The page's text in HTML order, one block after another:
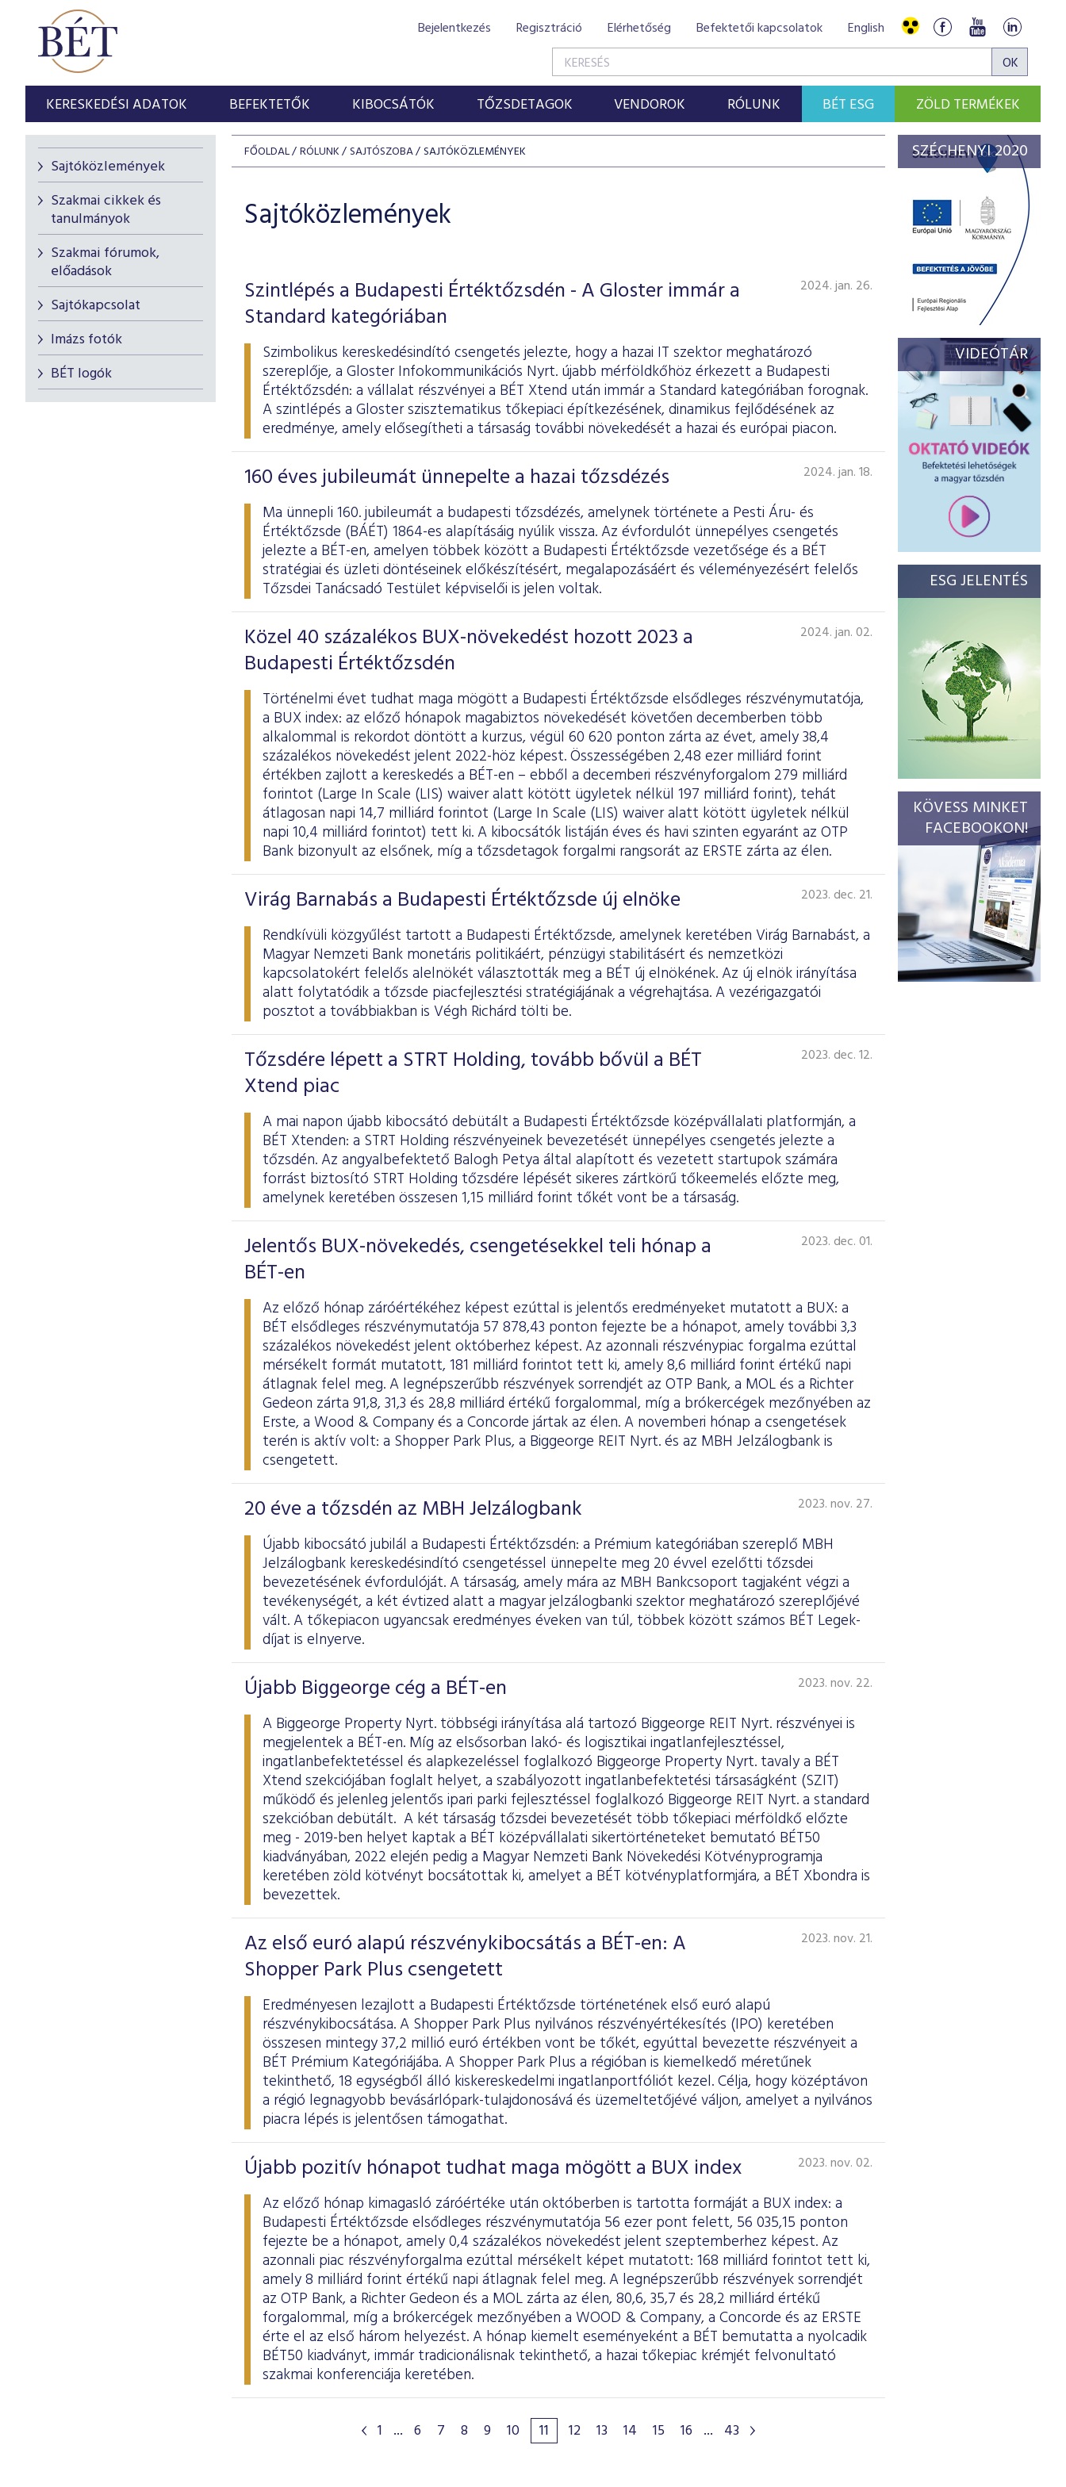
Bejelentkezés Regisztráció Elérhetőség Befektetői kapcsolatok English
KERESKEDÉSI ADATOK BEFEKTETŐK KIBOCSÁTÓK TŐZSDETAGOK VENDOROK RÓLUNK BÉT ESG ZÖLD TERMÉKEK
Sajtóközlemények
Szakmai cikkek és
tanulmányok
Szakmai fórumok,
előadások
Sajtókapcsolat
Imázs fotók
BÉT logók
FŐOLDAL RÓLUNK SAJTÓSZOBA SAJTÓKÖZLEMÉNYEK
Sajtóközlemények
Szintlépés a Budapesti Értéktőzsdén - A Gloster immár a
Standard kategóriában
2024. jan. 26.
Szimbolikus kereskedésindító csengetés jelezte, hogy a hazai IT szektor meghatározó
szereplője, a Gloster Infokommunikációs Nyrt. újabb mérföldkőhöz érkezett a Budapesti
Értéktőzsdén: a vállalat részvényei a BÉT Xtend után immár a Standard kategóriában forognak.
A szintlépés a Gloster szisztematikus tőkepiaci építkezésének, dinamikus fejlődésének az
eredménye, amely elősegítheti a társaság további növekedését a hazai és európai piacon.
160 éves jubileumát ünnepelte a hazai tőzsdézés 2024. jan. 18.
Ma ünnepli 160. jubileumát a budapesti tőzsdézés, amelynek története a Pesti Áru- és
Értéktőzsde (BÁÉT) 1864-es alapításáig nyúlik vissza. Az évfordulót ünnepélyes csengetés
jelezte a BÉT-en, amelyen többek között a Budapesti Értéktőzsde vezetősége és a BÉT
stratégiai és üzleti döntéseinek előkészítésért, megalapozásáért és véleményezésért felelős
Tőzsdei Tanácsadó Testület képviselői is jelen voltak.
Közel 40 százalékos BUX-növekedést hozott 2023 a
Budapesti Értéktőzsdén
2024. jan. 02.
Történelmi évet tudhat maga mögött a Budapesti Értéktőzsde elsődleges részvénymutatója,
a BUX index: az előző hónapok magabiztos növekedését követően decemberben több
alkalommal is rekordot döntött a kurzus, végül 60 620 ponton zárta az évet, amely 38,4
százalékos növekedést jelent 2022-höz képest. Összességében 2,48 ezer milliárd forint
értékben zajlott a kereskedés a BÉT-en – ebből a decemberi részvényforgalom 279 milliárd
forintot (Large In Scale (LIS) waiver alatt kötött ügyletek nélkül 197 milliárd forint), tehát
átlagosan napi 14,7 milliárd forintot (Large In Scale (LIS) waiver alatt kötött ügyletek nélkül
napi 10,4 milliárd forintot) tett ki. A kibocsátók listáján éves és havi szinten egyaránt az OTP
Bank bizonyult az elsőnek, míg a tőzsdetagok forgalmi rangsorát az ERSTE zárta az élen.
Virág Barnabás a Budapesti Értéktőzsde új elnöke 2023. dec. 21.
Rendkívüli közgyűlést tartott a Budapesti Értéktőzsde, amelynek keretében Virág Barnabást, a
Magyar Nemzeti Bank monetáris politikáért, pénzügyi stabilitásért és nemzetközi
kapcsolatokért felelős alelnökét választották meg a BÉT új elnökének. Az új elnök irányítása
alatt folytatódik a tőzsde piacfejlesztési stratégiájának a végrehajtása. A vezérigazgatói
posztot a továbbiakban is Végh Richárd tölti be.
Tőzsdére lépett a STRT Holding, tovább bővül a BÉT
Xtend piac
2023. dec. 12.
A mai napon újabb kibocsátó debütált a Budapesti Értéktőzsde középvállalati platformján, a
BÉT Xtenden: a STRT Holding részvényeinek bevezetését ünnepélyes csengetés jelezte a
tőzsdén. Az angyalbefektető Balogh Petya által alapított és vezetett startupok számára
forrást biztosító STRT Holding tőzsdére lépését sikeres zártkörű tőkeemelés előzte meg,
amelynek keretében összesen 1,15 milliárd forint tőkét vont be a társaság.
Jelentős BUX-növekedés, csengetésekkel teli hónap a
BÉT-en
2023. dec. 01.
Az előző hónap záróértékéhez képest ezúttal is jelentős eredményeket mutatott a BUX: a
BÉT elsődleges részvénymutatója 57 878,43 ponton fejezte be a hónapot, amely további 3,3
százalékos növekedést jelent októberhez képest. Az azonnali részvénypiac forgalma ezúttal
mérsékelt formát mutatott, 181 milliárd forintot tett ki, amely 8,6 milliárd forint értékű napi
átlagnak felel meg. A legnépszerűbb részvények sorrendjét az OTP Bank, a MOL és a Richter
Gedeon zárta 91,8, 31,3 és 28,8 milliárd értékű forgalommal, míg a brókercégek mezőnyében az
Erste, a Wood & Company és a Concorde jártak az élen. A novemberi hónap a csengetések
terén is aktív volt: a Shopper Park Plus, a Biggeorge REIT Nyrt. és az MBH Jelzálogbank is
csengetett.
20 éve a tőzsdén az MBH Jelzálogbank 2023. nov. 27.
Újabb kibocsátó jubilál a Budapesti Értéktőzsdén: a Prémium kategóriában szereplő MBH
Jelzálogbank kereskedésindító csengetéssel ünnepelte meg 20 évvel ezelőtti tőzsdei
bevezetésének évfordulóját. A társaság, amely mára az MBH Bankcsoport tagjaként végzi a
tevékenységét, a két évtized alatt a magyar jelzálogbanki szektor meghatározó szereplőjévé
vált. A tőkepiacon ugyancsak eredményes éveken van túl, többek között számos BÉT Legek-
díjat is elnyerve.
Újabb Biggeorge cég a BÉT-en 2023. nov. 22.
A Biggeorge Property Nyrt. többségi irányítása alá tartozó Biggeorge REIT Nyrt. részvényei is
megjelentek a BÉT-en. Míg az elsősorban lakó- és logisztikai ingatlanfejlesztéssel,
ingatlanbefektetéssel és alapkezeléssel foglalkozó Biggeorge Property Nyrt. tavaly a BÉT
Xtend szekciójában foglalt helyet, a szabályozott ingatlanbefektetési társaságként (SZIT)
működő és jelenleg jelentős ipari parki fejlesztéssel foglalkozó Biggeorge REIT Nyrt. a standard
szekcióban debütált. A két társaság tőzsdei bevezetését több tőkepiaci mérföldkő előzte
meg - 2019-ben helyet kaptak a BÉT középvállalati sikertörténeteket bemutató BÉT50
kiadványában, 2022 elején pedig a Magyar Nemzeti Bank Növekedési Kötvényprogramja
keretében zöld kötvényt bocsátottak ki, amelyet a BÉT kötvényplatformjára, a BÉT Xbondra is
bevezettek.
Az első euró alapú részvénykibocsátás a BÉT-en: A
Shopper Park Plus csengetett
2023. nov. 21.
Eredményesen lezajlott a Budapesti Értéktőzsde történetének első euró alapú
részvénykibocsátása. A Shopper Park Plus nyilvános részvényértékesítés (IPO) keretében
összesen mintegy 37,2 millió euró értékben vont be tőkét, egyúttal bevezette részvényeit a
BÉT Prémium Kategóriájába. A Shopper Park Plus a régióban is kiemelkedő méretűnek
tekinthető, 18 egységből álló kiskereskedelmi ingatlanportfóliót kezel. Célja, hogy középtávon
a régió legnagyobb bevásárlópark-tulajdonosává és üzemeltetőjévé váljon, amelyet a nyilvános
piacra lépés is jelentősen támogathat.
Újabb pozitív hónapot tudhat maga mögött a BUX index 2023. nov. 02.
Az előző hónap kimagasló záróértéke után októberben is tartotta formáját a BUX index: a
Budapesti Értéktőzsde elsődleges részvénymutatója 56 ezer pont felett, 56 035,15 ponton
fejezte be a hónapot, amely 0,4 százalékos növekedést jelent szeptemberhez képest. Az
azonnali piac részvényforgalma ezúttal mérsékelt képet mutatott: 168 milliárd forintot tett ki,
amely 8 milliárd forint értékű napi átlagnak felel meg. A legnépszerűbb részvények sorrendjét
az OTP Bank, a Richter Gedeon és a MOL zárta az élen, 80,6, 35,7 és 28,2 milliárd értékű
forgalommal, míg a brókercégek mezőnyében a WOOD & Company, a Concorde és az ERSTE
érte el az első három helyezést. A hónap kiemelt eseményeként a BÉT bemutatta a nyolcadik
BÉT50 kiadványt, immár tradicionálisnak tekinthető, a hazai tőkepiac krémjét felvonultató
szakmai konferenciája keretében.
1 ... 6 7 8 9 10 11 12 13 14 15 16 ... 43
SZÉCHENYI 2020
VIDEÓTÁR
ESG JELENTÉS
KÖVESS MINKET
FACEBOOKON!